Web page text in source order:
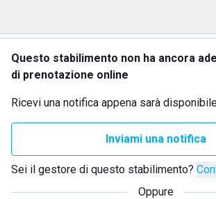
Questo stabilimento non ha ancora
di prenotazione online
Ricevi una notifica appena sarà
Inviami una notifica
Sei il gestore di questo stabilimento?
Oppure